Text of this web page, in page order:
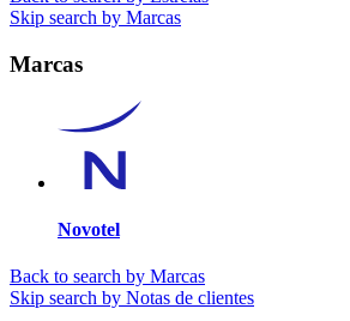
Skip search by Marcas
Marcas
Novotel
Back to search by Marcas
Skip search by Notas de clientes